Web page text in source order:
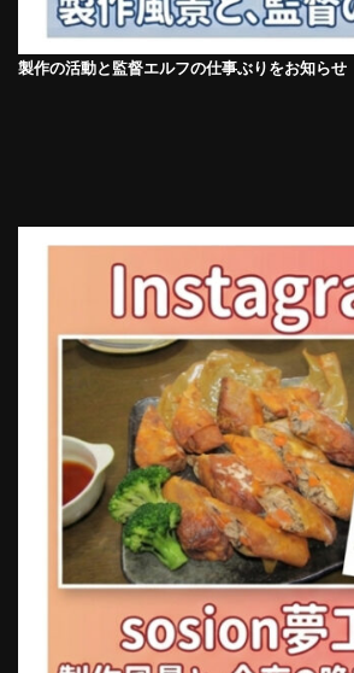
製作の活動と監督エルフの仕事ぶりをお知らせ